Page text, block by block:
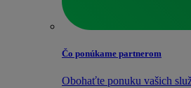
Čo ponúkame partnerom
Obohaťte ponuku vašich